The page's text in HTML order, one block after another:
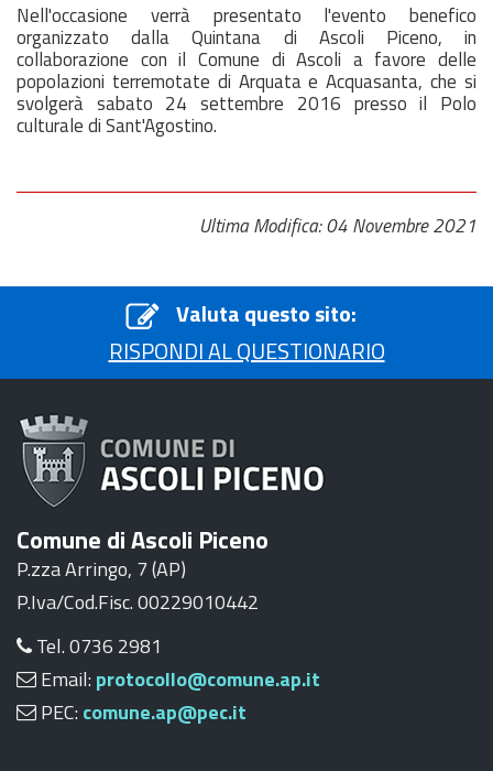
Nell'occasione verrà presentato l'evento benefico
organizzato dalla Quintana di Ascoli Piceno, in
collaborazione con il Comune di Ascoli a favore delle
popolazioni terremotate di Arquata e Acquasanta, che si
svolgerà sabato 24 settembre 2016 presso il Polo
culturale di Sant'Agostino.
Ultima Modifica: 04 Novembre 2021
Valuta questo sito:
RISPONDI AL QUESTIONARIO
Comune di Ascoli Piceno
P.zza Arringo, 7 (AP)
P.Iva/Cod.Fisc. 00229010442
Tel. 0736 2981
Email: protocollo@comune.ap.it
PEC: comune.ap@pec.it